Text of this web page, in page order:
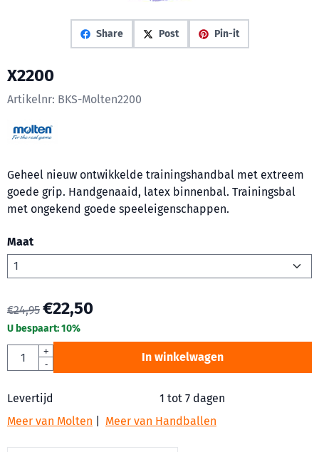
Share Post Pin-it
X2200
Artikelnr: BKS-Molten2200
Geheel nieuw ontwikkelde trainingshandbal met extreem
goede grip. Handgenaaid, latex binnenbal. Trainingsbal
met ongekend goede speeleigenschappen.
Maat
€24,95 €22,50
U bespaart:10%
Aantal
+
-
In winkelwagen
Levertijd
1 tot 7 dagen
Meer van Molten
Meer van Handballen